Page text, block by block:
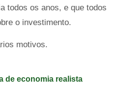
todos os anos, e que todos
o investimento.
motivos.
de economia realista